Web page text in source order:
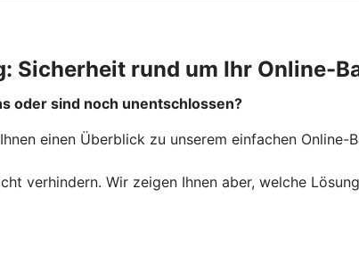
Sicherheit rund um Ihr Online-
oder sind noch unentschlossen?
einen Überblick zu unserem einfachen
verhindern. Wir zeigen Ihnen aber, welche